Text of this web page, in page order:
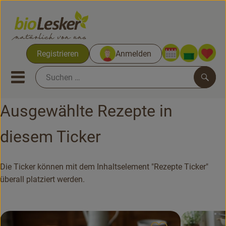
Registrieren Anmelden
Mobiles Menu öffnen oder
Biokisten
Kochkisten
Neues & Aktionen
Obst & Gemüse
Ausgewählte Rezepte in
diesem Ticker
Die Ticker können mit dem Inhaltselement "Rezepte Ticker"
überall platziert werden.